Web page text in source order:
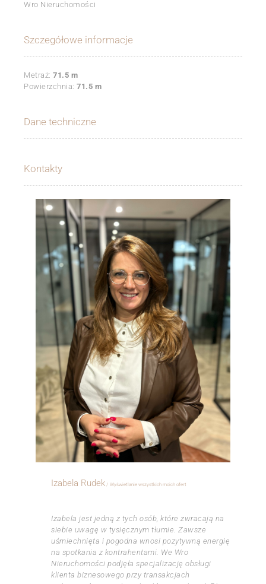
Wro Nieruchomości
Szczegółowe informacje
Metraż: 71.5 m
Powierzchnia: 71.5 m
Dane techniczne
Kontakty
Izabela Rudek Wyświetlanie wszystkich moich ofert
Izabela jest jedną z tych osób, które zwracają na
siebie uwagę w tysięcznym tłumie. Zawsze
uśmiechnięta i pogodna wnosi pozytywną energię
na spotkania z kontrahentami. We Wro
Nieruchomości podjęła specjalizację obsługi
klienta biznesowego przy transakcjach